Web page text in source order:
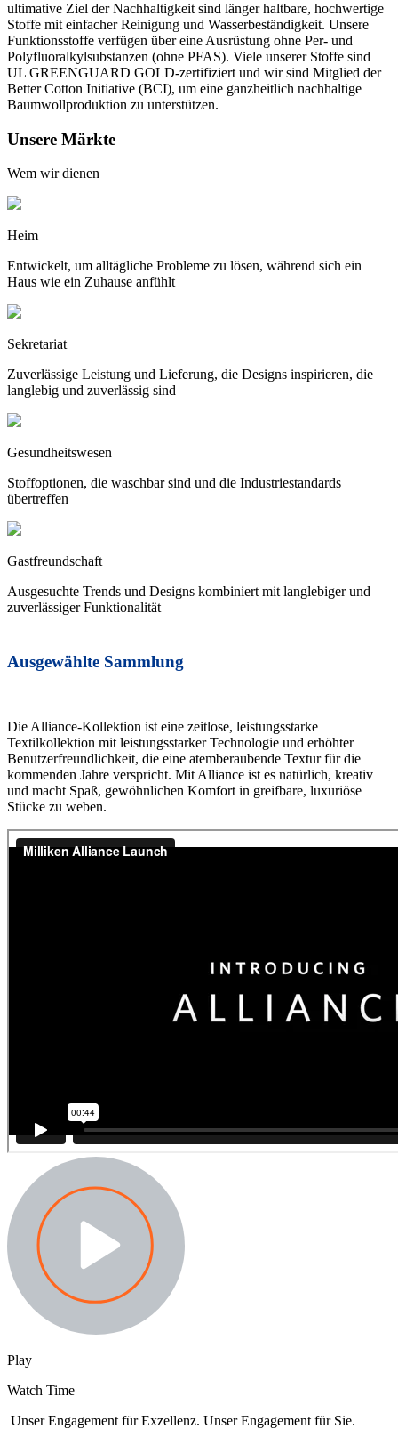
ultimative Ziel der Nachhaltigkeit sind länger haltbare, hochwertige
Stoffe mit einfacher Reinigung und Wasserbeständigkeit. Unsere
Funktionsstoffe verfügen über eine Ausrüstung ohne Per- und
Polyfluoralkylsubstanzen (ohne PFAS). Viele unserer Stoffe sind
UL GREENGUARD GOLD-zertifiziert und wir sind Mitglied der
Better Cotton Initiative (BCI), um eine ganzheitlich nachhaltige
Baumwollproduktion zu unterstützen.
Unsere Märkte
Wem wir dienen
Heim
Entwickelt, um alltägliche Probleme zu lösen, während sich ein
Haus wie ein Zuhause anfühlt
Sekretariat
Zuverlässige Leistung und Lieferung, die Designs inspirieren, die
langlebig und zuverlässig sind
Gesundheitswesen
Stoffoptionen, die waschbar sind und die Industriestandards
übertreffen
Gastfreundschaft
Ausgesuchte Trends und Designs kombiniert mit langlebiger und
zuverlässiger Funktionalität
Ausgewählte Sammlung
Die Alliance-Kollektion ist eine zeitlose, leistungsstarke
Textilkollektion mit leistungsstarker Technologie und erhöhter
Benutzerfreundlichkeit, die eine atemberaubende Textur für die
kommenden Jahre verspricht. Mit Alliance ist es natürlich, kreativ
und macht Spaß, gewöhnlichen Komfort in greifbare, luxuriöse
Stücke zu weben.
Play
Watch Time
Unser Engagement für Exzellenz. Unser Engagement für Sie.